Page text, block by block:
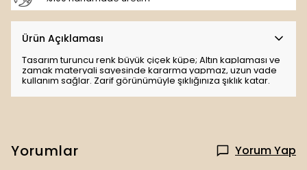
Ürün Açıklaması
Tasarım turuncu renk büyük çiçek küpe; Altın kaplaması ve
zamak materyali sayesinde kararma yapmaz, uzun vade
kullanım sağlar. Zarif görünümüyle şıklığınıza şıklık katar.
Yorumlar Yorum Yap